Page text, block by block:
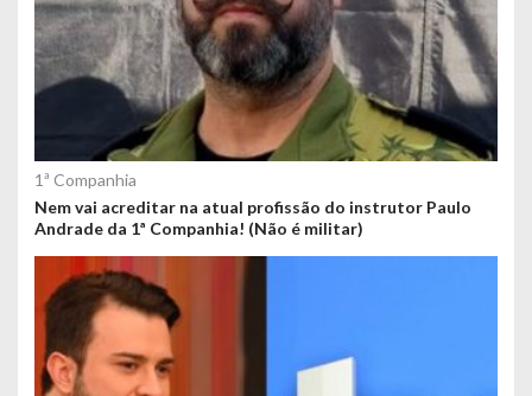
1ª Companhia
Nem vai acreditar na atual profissão do instrutor Paulo
Andrade da 1ª Companhia! (Não é militar)